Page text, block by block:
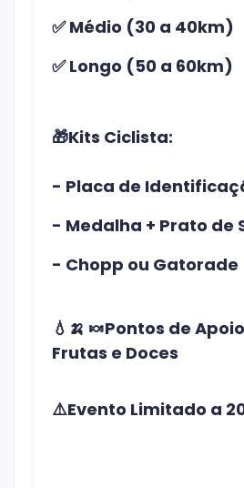
✅ Médio (30 a 40km)
✅ Longo (50 a 60km)
🎁Kits Ciclista:
- Placa de
- Medalha + Prato de
- Chopp ou Gatorade
💧🍌 🍬Pontos de
Frutas e Doces
⚠️Evento Limitado a